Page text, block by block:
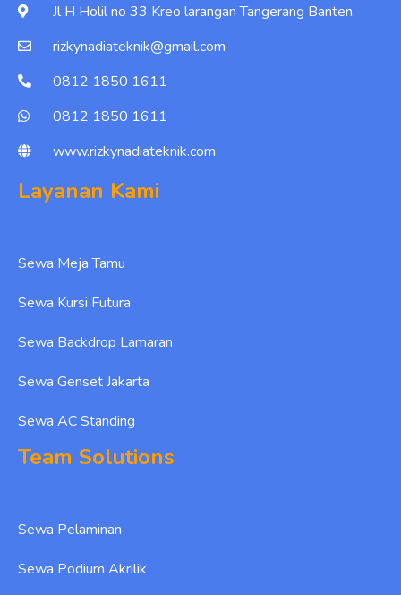
Jl H Holil no 33 Kreo larangan Tangerang Banten.
rizkynadiateknik@gmail.com
0812 1850 1611
0812 1850 1611
www.rizkynadiateknik.com
Layanan Kami
Sewa Meja Tamu
Sewa Kursi Futura
Sewa Backdrop Lamaran
Sewa Genset Jakarta
Sewa AC Standing
Team Solutions
Sewa Pelaminan
Sewa Podium Akrilik